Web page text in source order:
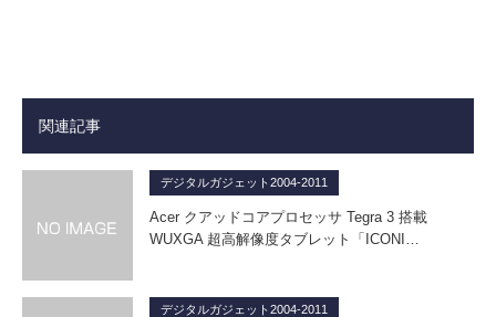
関連記事
デジタルガジェット2004-2011
Acer クアッドコアプロセッサ Tegra 3 搭載
WUXGA 超高解像度タブレット「ICONI…
デジタルガジェット2004-2011